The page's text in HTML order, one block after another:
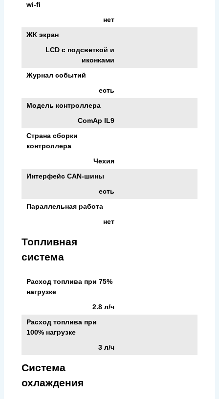
wi-fi
нет
ЖК экран
LCD с подсветкой и
иконками
Журнал событий
есть
Модель контроллера
ComAp IL9
Страна сборки
контроллера
Чехия
Интерфейс CAN-шины
есть
Параллельная работа
нет
Топливная
система
Расход топлива при 75%
нагрузке
2.8 л/ч
Расход топлива при
100% нагрузке
3 л/ч
Система
охлаждения